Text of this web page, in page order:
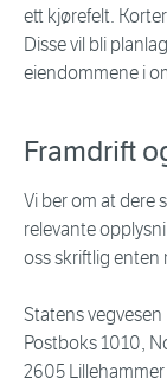
ett kjørefelt.
Disse vil bli
eiendommene i
Framdrift
Vi ber om at dere
relevante
oss skriftlig enten
Statens vegvesen
Postboks 1010,
2605 Lillehammer